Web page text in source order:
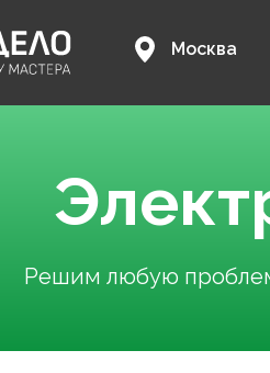
Москва
Решим любую